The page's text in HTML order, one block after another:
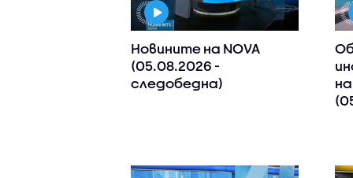
Новините на NOVA
(05.08.2026 -
следобедна)
на